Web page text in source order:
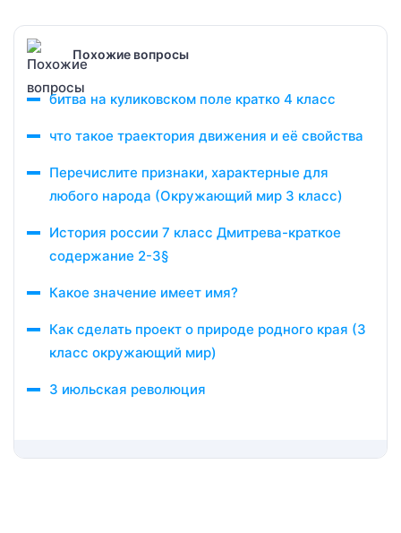
Похожие вопросы
битва на куликовском поле кратко 4 класс
что такое траектория движения и её свойства
Перечислите признаки, характерные для
любого народа (Окружающий мир 3 класс)
История россии 7 класс Дмитрева-краткое
содержание 2-3§
Какое значение имеет имя?
Как сделать проект о природе родного края (3
класс окружающий мир)
3 июльская революция